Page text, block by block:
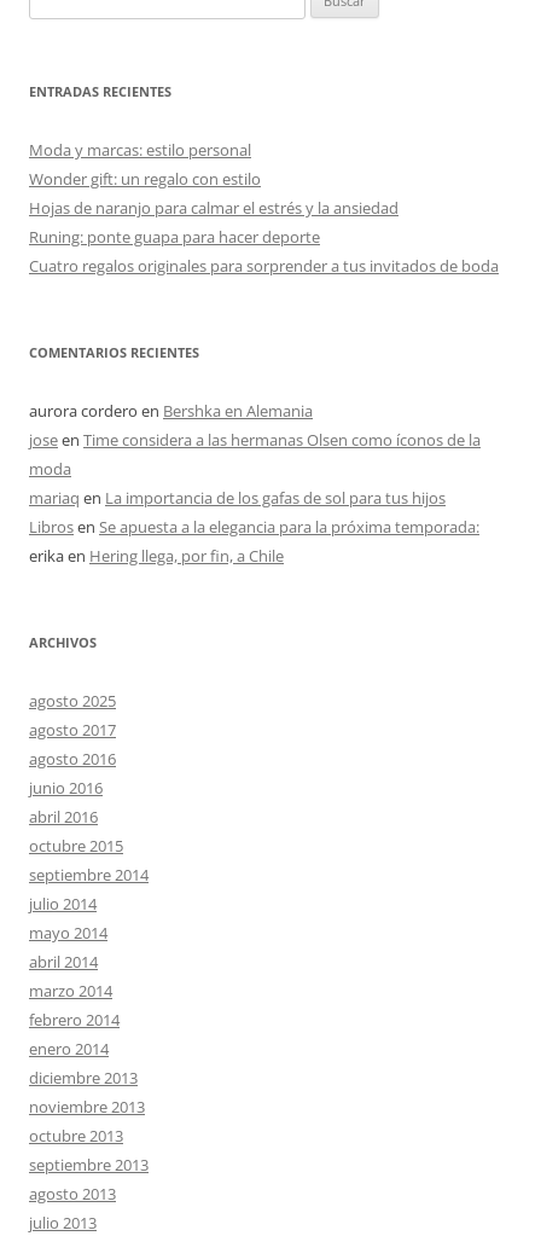
ENTRADAS RECIENTES
Moda y marcas: estilo personal
Wonder gift: un regalo con estilo
Hojas de naranjo para calmar el estrés y la ansiedad
Runing: ponte guapa para hacer deporte
Cuatro regalos originales para sorprender a tus invitados de boda
COMENTARIOS RECIENTES
aurora cordero en Bershka en Alemania
joseen Time considera a las hermanas Olsen como íconos de la
moda
mariaq en La importancia de los gafas de sol para tus hijos
Librosen Se apuesta a la elegancia para la próxima temporada:
erikaen Hering llega, por fin, a Chile
ARCHIVOS
agosto 2025
agosto 2017
agosto 2016
junio 2016
abril 2016
octubre 2015
septiembre 2014
julio 2014
mayo 2014
abril 2014
marzo 2014
febrero 2014
enero 2014
diciembre 2013
noviembre 2013
octubre 2013
septiembre 2013
agosto 2013
julio 2013